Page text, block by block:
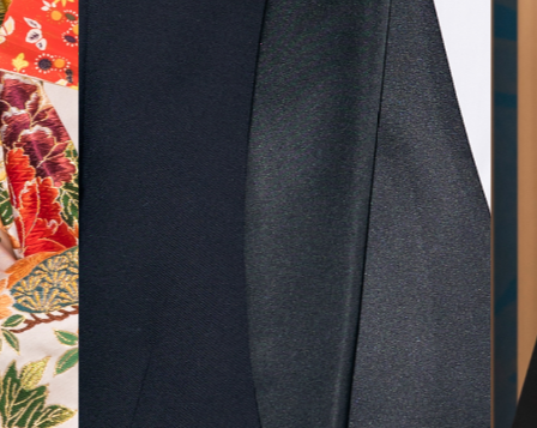
無料相談予約
来店・オンライン
に入
最後
た！